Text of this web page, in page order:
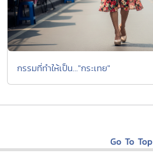
กรรมที่ทำให้เป็น..."กระเทย"
Go To Top